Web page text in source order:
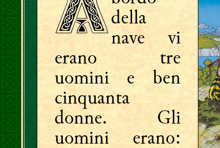
della
nave vi
erano tre
uomini e ben
cinquanta
donne. Gli
uomini erano: